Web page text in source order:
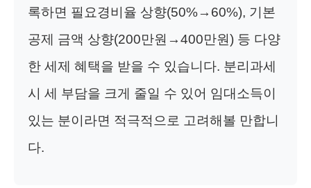
록하면 필요경비율 상향(50%→60%), 기본
공제 금액 상향(200만원→400만원) 등 다양
한 세제 혜택을 받을 수 있습니다. 분리과세
시 세 부담을 크게 줄일 수 있어 임대소득이
있는 분이라면 적극적으로 고려해볼 만합니
다.